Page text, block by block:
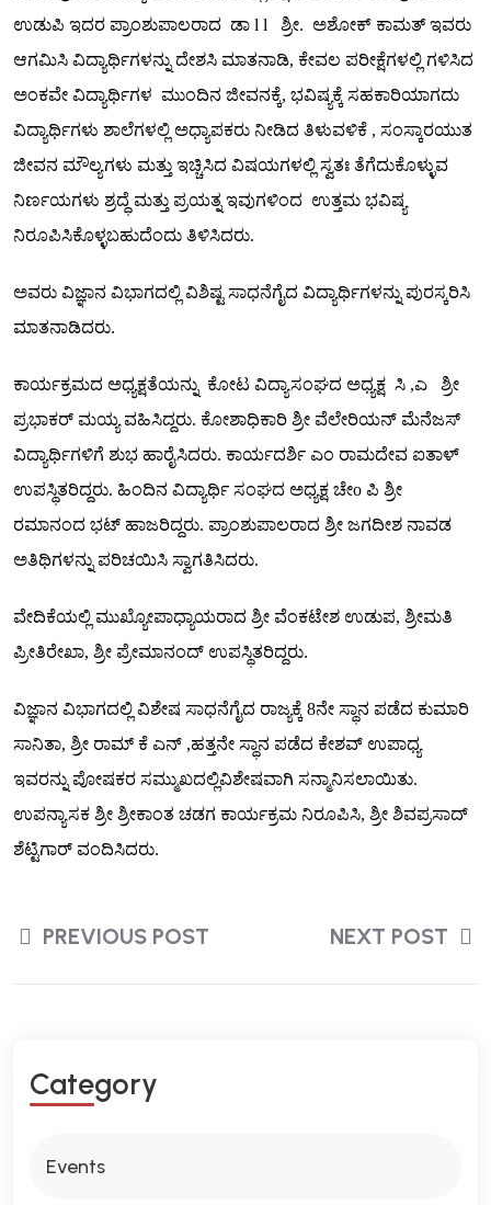
ಉಡುಪಿ ಇದರ ಪ್ರಾಂಶುಪಾಲರಾದ ಡಾ l l ಶ್ರೀ. ಅಶೋಕ್ ಕಾಮತ್ ಇವರು
ಆಗಮಿಸಿ ವಿದ್ಯಾರ್ಥಿಗಳನ್ನು ದೇಶಸಿ ಮಾತನಾಡಿ, ಕೇವಲ ಪರೀಕ್ಷೆಗಳಲ್ಲಿ ಗಳಿಸಿದ
ಅಂಕವೇ ವಿದ್ಯಾರ್ಥಿಗಳ ಮುಂದಿನ ಜೀವನಕ್ಕೆ, ಭವಿಷ್ಯಕ್ಕೆ ಸಹಕಾರಿಯಾಗದು
ವಿದ್ಯಾರ್ಥಿಗಳು ಶಾಲೆಗಳಲ್ಲಿ ಅಧ್ಯಾಪಕರು ನೀಡಿದ ತಿಳುವಳಿಕೆ , ಸಂಸ್ಕಾರಯುತ
ಜೀವನ ಮೌಲ್ಯಗಳು ಮತ್ತು ಇಚ್ಚಿಸಿದ ವಿಷಯಗಳಲ್ಲಿ ಸ್ವತಃ ತೆಗೆದುಕೊಳ್ಳುವ
ನಿರ್ಣಯಗಳು ಶ್ರದ್ಧೆ ಮತ್ತು ಪ್ರಯತ್ನ ಇವುಗಳಿಂದ ಉತ್ತಮ ಭವಿಷ್ಯ
ನಿರೂಪಿಸಿಕೊಳ್ಳಬಹುದೆಂದು ತಿಳಿಸಿದರು.
ಅವರು ವಿಜ್ಞಾನ ವಿಭಾಗದಲ್ಲಿ ವಿಶಿಷ್ಟ ಸಾಧನೆಗೈದ ವಿದ್ಯಾರ್ಥಿಗಳನ್ನು ಪುರಸ್ಕರಿಸಿ
ಮಾತನಾಡಿದರು.
ಕಾರ್ಯಕ್ರಮದ ಅಧ್ಯಕ್ಷತೆಯನ್ನು ಕೋಟ ವಿದ್ಯಾಸಂಘದ ಅಧ್ಯಕ್ಷ ಸಿ ,ಎ ಶ್ರೀ
ಪ್ರಭಾಕರ್ ಮಯ್ಯ ವಹಿಸಿದ್ದರು. ಕೋಶಾಧಿಕಾರಿ ಶ್ರೀ ವೆಲೇರಿಯನ್ ಮೆನೆಜಸ್
ವಿದ್ಯಾರ್ಥಿಗಳಿಗೆ ಶುಭ ಹಾರೈಸಿದರು. ಕಾರ್ಯದರ್ಶಿ ಎಂ ರಾಮದೇವ ಐತಾಳ್
ಉಪಸ್ಥಿತರಿದ್ದರು. ಹಿಂದಿನ ವಿದ್ಯಾರ್ಥಿ ಸಂಘದ ಅಧ್ಯಕ್ಷ ಚೇo ಪಿ ಶ್ರೀ
ರಮಾನಂದ ಭಟ್ ಹಾಜರಿದ್ದರು. ಪ್ರಾಂಶುಪಾಲರಾದ ಶ್ರೀ ಜಗದೀಶ ನಾವಡ
ಅತಿಥಿಗಳನ್ನು ಪರಿಚಯಿಸಿ ಸ್ವಾಗತಿಸಿದರು.
ವೇದಿಕೆಯಲ್ಲಿ ಮುಖ್ಯೋಪಾಧ್ಯಾಯರಾದ ಶ್ರೀ ವೆಂಕಟೇಶ ಉಡುಪ, ಶ್ರೀಮತಿ
ಪ್ರೀತಿರೇಖಾ, ಶ್ರೀ ಪ್ರೇಮಾನಂದ್ ಉಪಸ್ಥಿತರಿದ್ದರು.
ವಿಜ್ಞಾನ ವಿಭಾಗದಲ್ಲಿ ವಿಶೇಷ ಸಾಧನೆಗೈದ ರಾಜ್ಯಕ್ಕೆ 8ನೇ ಸ್ಥಾನ ಪಡೆದ ಕುಮಾರಿ
ಸಾನಿತಾ, ಶ್ರೀ ರಾಮ್ ಕೆ ಎನ್ ,ಹತ್ತನೇ ಸ್ಥಾನ ಪಡೆದ ಕೇಶವ್ ಉಪಾಧ್ಯ
ಇವರನ್ನು ಪೋಷಕರ ಸಮ್ಮುಖದಲ್ಲಿವಿಶೇಷವಾಗಿ ಸನ್ಮಾನಿಸಲಾಯಿತು.
ಉಪನ್ಯಾಸಕ ಶ್ರೀ ಶ್ರೀಕಾಂತ ಚಡಗ ಕಾರ್ಯಕ್ರಮ ನಿರೂಪಿಸಿ, ಶ್ರೀ ಶಿವಪ್ರಸಾದ್
ಶೆಟ್ಟಿಗಾರ್ ವಂದಿಸಿದರು.
PREVIOUS POST NEXT POST
Category
Events